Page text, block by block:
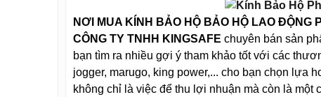
NƠI MUA KÍNH BẢO HỘ BẢO HỘ LAO ĐỘNG
CÔNG TY TNHH KINGSAFE chuyên bán sản
bạn tìm ra nhiều gợi ý tham khảo tốt với các
jogger, marugo, king power,... cho bạn chọn lựa
không chỉ là việc để thu lợi nhuận mà còn là